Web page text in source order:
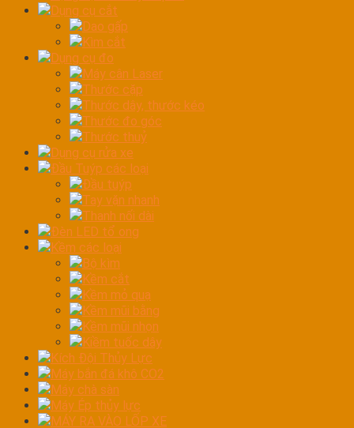
Dụng cụ cắt
Dao gấp
Kìm cắt
Dụng cụ đo
Máy cân Laser
Thước cặp
Thước dây, thước kéo
Thước đo góc
Thước thuỷ
Dụng cụ rửa xe
Đầu Tuýp các loại
Đầu tuýp
Tay vặn nhanh
Thanh nối dài
Đèn LED tổ ong
Kềm các loại
Bộ kìm
Kềm cắt
Kềm mỏ quạ
Kềm mũi bằng
Kềm mũi nhọn
Kiềm tuốc dây
Kích Đội Thủy Lực
Máy bắn đá khô CO2
Máy chà sàn
Máy Ép thủy lực
MÁY RA VÀO LỐP XE